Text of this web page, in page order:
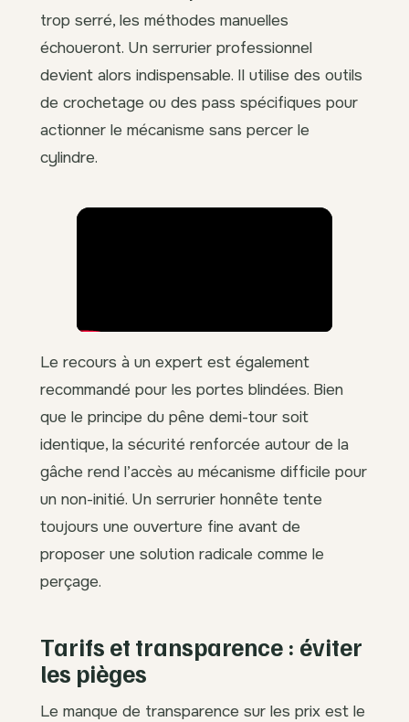
trop serré, les méthodes manuelles
échoueront. Un serrurier professionnel
devient alors indispensable. Il utilise des outils
de crochetage ou des pass spécifiques pour
actionner le mécanisme sans percer le
cylindre.
Le recours à un expert est également
recommandé pour les portes blindées. Bien
que le principe du pêne demi-tour soit
identique, la sécurité renforcée autour de la
gâche rend l’accès au mécanisme difficile pour
un non-initié. Un serrurier honnête tente
toujours une ouverture fine avant de
proposer une solution radicale comme le
perçage.
Tarifs et transparence : éviter
les pièges
Le manque de transparence sur les prix est le